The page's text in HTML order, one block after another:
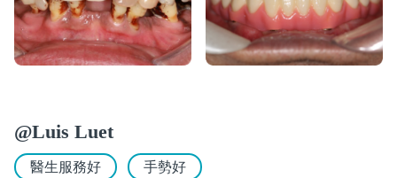
@Luis Luet
醫生服務好 手勢好